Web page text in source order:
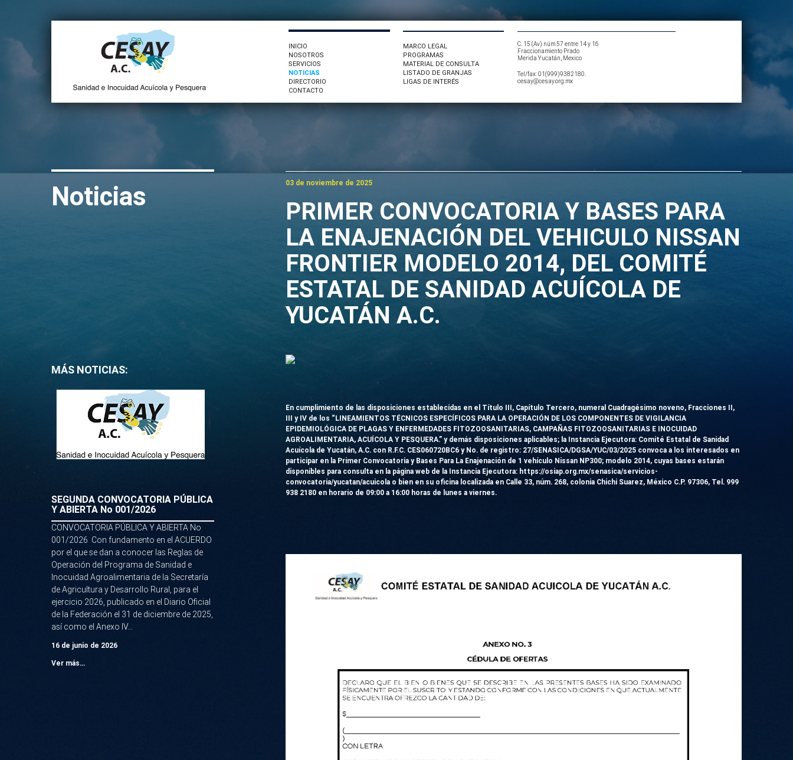
INICIO
NOSOTROS
SERVICIOS
NOTICIAS
DIRECTORIO
CONTACTO
MARCO LEGAL
PROGRAMAS
MATERIAL DE CONSULTA
LISTADO DE GRANJAS
LIGAS DE INTERÉS
C. 15 (Av) núm 57 entre 14 y 16
Fraccionamiento Prado
Merida Yucatán, Mexico
Tel/fax: 01(999)9382180.
cesay@cesay.org.mx
Noticias 03 de noviembre de 2025
PRIMER CONVOCATORIA Y BASES PARA
LA ENAJENACIÓN DEL VEHICULO NISSAN
FRONTIER MODELO 2014, DEL COMITÉ
ESTATAL DE SANIDAD ACUÍCOLA DE
YUCATÁN A.C.
MÁS NOTICIAS:
SEGUNDA CONVOCATORIA PÚBLICA
Y ABIERTA No 001/2026
CONVOCATORIA PÚBLICA Y ABIERTA No
001/2026 Con fundamento en el ACUERDO
por el que se dan a conocer las Reglas de
Operación del Programa de Sanidad e
Inocuidad Agroalimentaria de la Secretaría
de Agricultura y Desarrollo Rural, para el
ejercicio 2026, publicado en el Diario Oficial
de la Federación el 31 de diciembre de 2025,
así como el Anexo IV…
16 de junio de 2026
Ver más...
En cumplimiento de las disposiciones establecidas en el Título III, Capítulo Tercero, numeral Cuadragésimo noveno, Fracciones II,
III y IV de los “LINEAMIENTOS TÉCNICOS ESPECÍFICOS PARA LA OPERACIÓN DE LOS COMPONENTES DE VIGILANCIA
EPIDEMIOLÓGICA DE PLAGAS Y ENFERMEDADES FITOZOOSANITARIAS, CAMPAÑAS FITOZOOSANITARIAS E INOCUIDAD
AGROALIMENTARIA, ACUÍCOLA Y PESQUERA.” y demás disposiciones aplicables; la Instancia Ejecutora: Comité Estatal de Sanidad
Acuícola de Yucatán, A.C. con R.F.C. CES060720BC6 y No. de registro: 27/SENASICA/DGSA/YUC/03/2025 convoca a los interesados en
participar en la Primer Convocatoria y Bases Para La Enajenación de 1 vehículo Nissan NP300; modelo 2014, cuyas bases estarán
disponibles para consulta en la página web de la Instancia Ejecutora: https://osiap.org.mx/senasica/servicios-
convocatoria/yucatan/acuicola o bien en su oficina localizada en Calle 33, núm. 268, colonia Chichi Suarez, México C.P. 97306, Tel. 999
938 2180 en horario de 09:00 a 16:00 horas de lunes a viernes.